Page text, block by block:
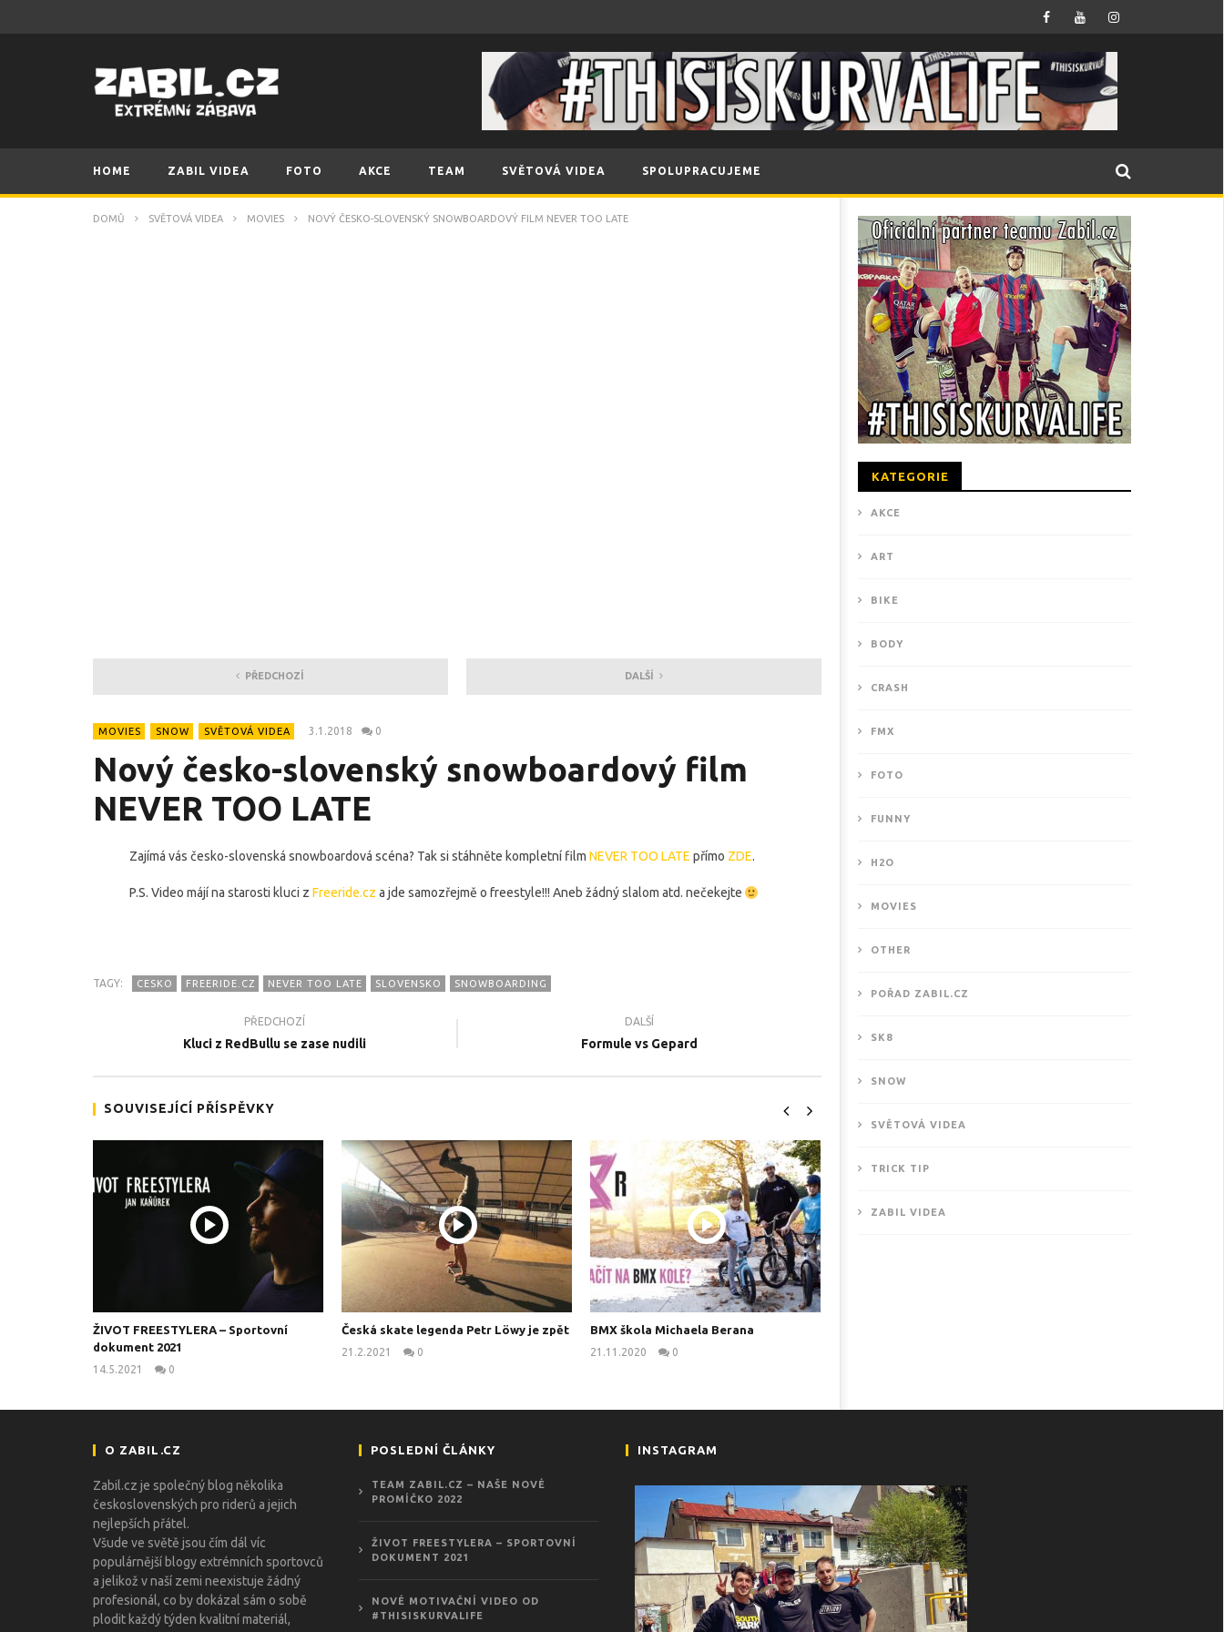
HOME ZABIL VIDEA FOTO AKCE TEAM SVĚTOVÁ VIDEA SPOLUPRACUJEME
DOMŮ SVĚTOVÁ VIDEA MOVIES NOVÝ ČESKO-SLOVENSKÝ SNOWBOARDOVÝ FILM NEVER TOO LATE
PŘEDCHOZÍ DALŠÍ
MOVIES SNOW SVĚTOVÁ VIDEA 3.1.2018 0
Nový česko-slovenský snowboardový film
NEVER TOO LATE
TEĎ PROHLÍŽENÉ
Nový česko-slovenský
snowboardový film NEVER TOO
promíčko 2022
ŽIVOT FREESTYLERA - Sportovní
dokument 2021
#THISISKURVALIFE
Zajímá vás česko-slovenská snowboardová scéna? Tak si stáhněte kompletní film NEVER TOO LATE přímo ZDE.
P.S. Video májí na starosti kluci z Freeride.cz a jde samozřejmě o freestyle!!! Aneb žádný slalom atd. nečekejte
TAGY: CESKO FREERIDE.CZ NEVER TOO LATE SLOVENSKO SNOWBOARDING
PŘEDCHOZÍ
Kluci z RedBullu se zase nudili
DALŠÍ
Formule vs Gepard
SOUVISEJÍCÍ PŘÍSPĚVKY
ŽIVOT FREESTYLERA – Sportovní
dokument 2021
14.5.2021
0
Česká skate legenda Petr Löwy je zpět
21.2.2021
0
BMX škola Michaela Berana
21.11.2020
0
KATEGORIE
AKCE
ART
BIKE
BODY
CRASH
FMX
FOTO
FUNNY
H2O
MOVIES
OTHER
POŘAD ZABIL.CZ
SK8
SNOW
SVĚTOVÁ VIDEA
TRICK TIP
ZABIL VIDEA
O ZABIL.CZ
Zabil.cz je společný blog několika
československých pro riderů a jejich
nejlepších přátel.
Všude ve světě jsou čím dál víc
populárnější blogy extrémních sportovců
a jelikož v naší zemi neexistuje žádný
profesionál, co by dokázal sám o sobě
plodit každý týden kvalitní materiál,
POSLEDNÍ ČLÁNKY
TEAM ZABIL.CZ – NAŠE NOVÉ
PROMÍČKO 2022
ŽIVOT FREESTYLERA – SPORTOVNÍ
DOKUMENT 2021
NOVÉ MOTIVAČNÍ VIDEO OD
#THISISKURVALIFE
INSTAGRAM